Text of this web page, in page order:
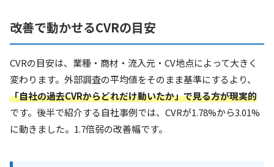
改善で動かせるCVRの目安
CVRの目安は、業種・商材・流入元・CV地点によって大きく
変わります。外部調査の平均値をそのまま基準にするより、
「自社の過去CVRからどれだけ動いたか」で見る方が現実的
です。後半で紹介する自社事例では、CVRが1.78%から3.01%
に動きました。1.7倍弱の改善幅です。